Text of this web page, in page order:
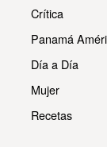
Crítica
Panamá
Día a Día
Mujer
Recetas